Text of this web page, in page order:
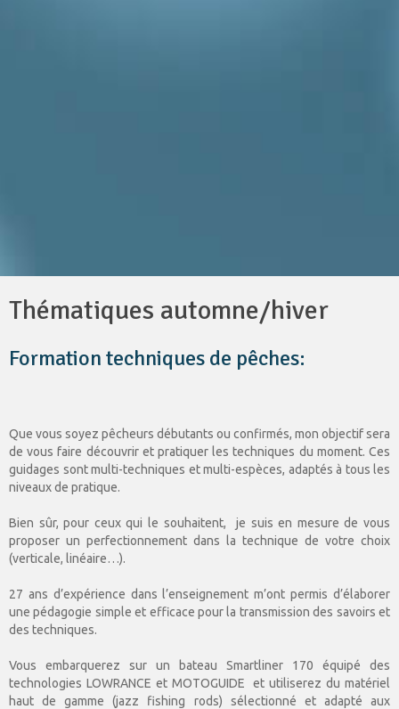
Thématiques automne/hiver
Formation techniques de pêches:
Que vous soyez pêcheurs débutants ou confirmés, mon objectif sera
de vous faire découvrir et pratiquer les techniques du moment. Ces
guidages sont multi-techniques et multi-espèces, adaptés à tous les
niveaux de pratique.
Bien sûr, pour ceux qui le souhaitent, je suis en mesure de vous
proposer un perfectionnement dans la technique de votre choix
(verticale, linéaire…).
27 ans d’expérience dans l’enseignement m’ont permis d’élaborer
une pédagogie simple et efficace pour la transmission des savoirs et
des techniques.
Vous embarquerez sur un bateau Smartliner 170 équipé des
technologies LOWRANCE et MOTOGUIDE et utiliserez du matériel
haut de gamme (jazz fishing rods) sélectionné et adapté aux